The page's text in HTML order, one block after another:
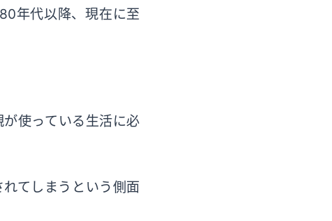
年代以降、現在に至
使っている生活に必
てしまうという側面